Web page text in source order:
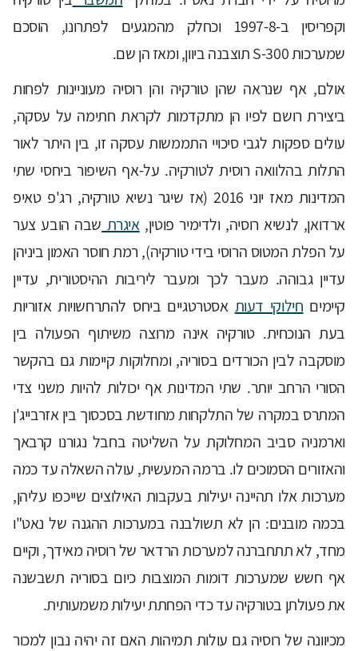
וקפריסין ב-1997-8 וכחלק מהמגעים לפתרונו, הוסכם
שמערכות S-300 תוצבנה ביוון, ומאז הן שם.
אולם, אף שנראה שהן טורקיה והן רוסיה מעוניינות לפחות
ביצירת רושם לפיו הן מתקדמות לקראת חתימה על עסקה,
עולים ספקות לגבי סיכויי התממשות עסקה זו, בין היתר לאור
התלות בהלוואה רוסית לטורקיה. על-אף השיפור ביחסי שתי
המדינות מאז יוני 2016 (אז שיגר נשיא טורקיה, רג'פ טאיפ
ארדואן, לנשיא רוסיה, ולדימיר פוטין,איגרת שבה הובע צער
על הפלת המטוס הרוסי בידי טורקיה), רמת חוסר האמון ביניהן
עדיין גבוהה. מעבר לכך ומעבר ליריבות ההיסטורית, עדיין
קיימים חילוקי דעות אסטרטגיים ביחס להתרחשויות אזוריות
בעת הנוכחית. טורקיה אינה מרוצה משיתוף הפעולה בין
מוסקבה לבין הכורדים בסוריה, ומחלוקות קיימות גם בהקשר
הסורי הרחב יותר. שתי המדינות אף יכולות להיות משני צדי
המתרס במקרה של התלקחות מחודשת בסכסוך בין אזרבייג'ן
וארמניה סביב המחלוקת על השליטה בחבל נגורנו קרבאך
והאזורים הסמוכים לו. ברמה המעשית, עולה השאלה עד כמה
מערכות אלו תהיינה יעילות בעקבות האילוצים שייכפו עליהן,
בכמה מובנים: הן לא תשולבנה במערכות ההגנה של נאט"ו
מחד, לא תתחברנה למערכות הרדאר של רוסיה מאידך, וקיים
אף חשש שמערכות דומות המוצבות כיום בסוריה תשבשנה
את פעולתן בטורקיה עד כדי הפחתת יעילות משמעותית.
מכיוונה של רוסיה גם עולות תמיהות האם זה יהיה נבון למכור